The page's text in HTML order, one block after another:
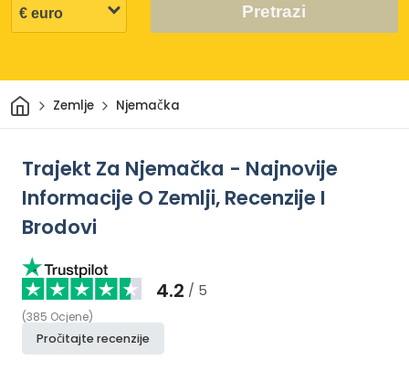
Pretrazi
DomZemlje Njemačka
Trajekt Za Njemačka - Najnovije
Informacije O Zemlji, Recenzije I
Brodovi
4.2 / 5
(385 Ocjene)
Pročitajte recenzije